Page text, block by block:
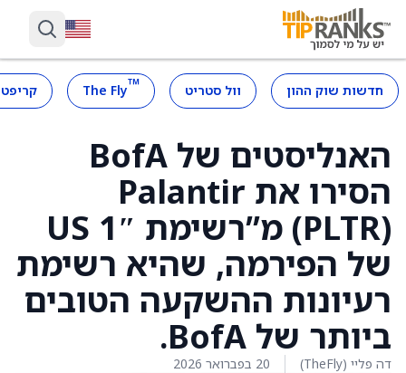
חדשות שוק ההון וול סטריט ™
The Fly
האנליסטים של BofA
הסירו את Palantir
‏(PLTR) מ”רשימת US 1″
של הפירמה, שהיא רשימת
רעיונות ההשקעה הטובים
ביותר של BofA.
דה פליי (TheFly) 20 בפברואר 2026